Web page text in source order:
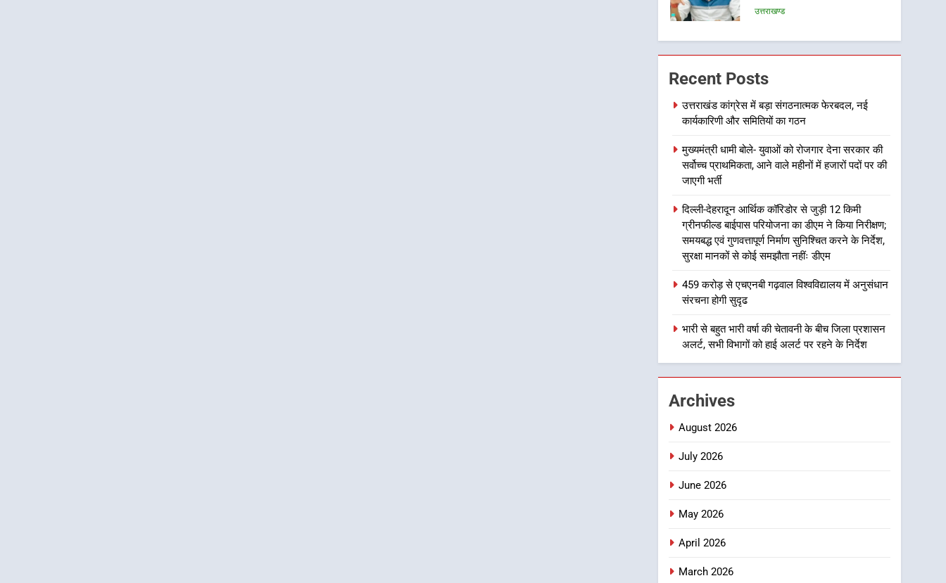
अलर्ट, सभी विभागों को हाई अलर्ट
उत्तराखण्ड
6
एमडीडीए बोर्ड बैठक में 25
विकास प्रस्तावों को मिली मंजूरी,
देहरादून-मसूरी के नियोजित
विकास को मिलेगी रफ्तार
7
दिशा-निर्देशों में पीएम आवास
योजना (शहरी) की प्रगति की हुई
उत्तराखण्ड
बैरागीवाला हत्याकांड के फरार
चल रहे अभियुक्त को दून पुलिस
ने हरिद्वार से किया गिरफ्तार
उत्तराखण्ड
1
उत्तराखंड कांग्रेस में बड़ा
कार्यकारिणी और समितियों का
गठन
उत्तराखण्ड
2
मुख्यमंत्री धामी बोले- युवाओं को
4
Recent Posts
उत्तराखंड कांग्रेस में बड़ा संगठनात्मक फेरबदल, नई
कार्यकारिणी और समितियों का गठन
मुख्यमंत्री धामी बोले- युवाओं को रोजगार देना सरकार की
सर्वोच्च प्राथमिकता, आने वाले महीनों में हजारों पदों पर की
जाएगी भर्ती
दिल्ली-देहरादून आर्थिक कॉरिडोर से जुड़ी 12 किमी
ग्रीनफील्ड बाईपास परियोजना का डीएम ने किया निरीक्षण;
समयबद्ध एवं गुणवत्तापूर्ण निर्माण सुनिश्चित करने के निर्देश,
सुरक्षा मानकों से कोई समझौता नहींः डीएम
459 करोड़ से एचएनबी गढ़वाल विश्वविद्यालय में अनुसंधान
संरचना होगी सुदृढ
भारी से बहुत भारी वर्षा की चेतावनी के बीच जिला प्रशासन
अलर्ट, सभी विभागों को हाई अलर्ट पर रहने के निर्देश
Archives
August 2026
July 2026
June 2026
May 2026
April 2026
March 2026